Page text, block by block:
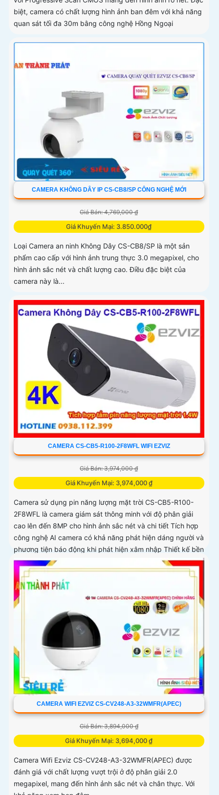
biệt, camera có chất lượng hình ảnh ban đêm với khả năng
quan sát tối đa 30m bằng công nghệ Hồng Ngoại
CAMERA KHÔNG DÂY IP CS-CB8/SP CÔNG NGHỆ MỚI
Giá Bán: 4,769,000 ₫
Giá Khuyến Mại: 3.850.000₫
Loại Camera an ninh Không Dây CS-CB8/SP là một sản
phẩm cao cấp với hình ảnh trung thực 3.0 megapixel, cho
hình ảnh sắc nét và chất lượng cao. Điều đặc biệt của
camera này là...
CAMERA CS-CB5-R100-2F8WFL WIFI EZVIZ
Giá Bán: 3,974,000 ₫
Giá Khuyến Mại: 3,974,000 ₫
Camera sử dụng pin năng lượng mặt trời CS-CB5-R100-
2F8WFL là camera giám sát thông minh với độ phân giải
cao lên đến 8MP cho hình ảnh sắc nét và chi tiết Tích hợp
công nghệ AI camera có khả năng phát hiện dáng người và
phương tiện báo động khi phát hiện xâm nhập Thiết kế bền
bỉ chống nước IP65 phù hợp lắp đặt trong mọi điều kiện
thời tiết. Camera An Ninh CS-CB5-R100-2F8WFL có khả
năng còi hú, đèn chớp báo động, Wifi Không Dây, chức
năng AI deep learning phân biệt người & phương tiện
CAMERA WIFI EZVIZ CS-CV248-A3-32WMFR(APEC)
Giá Bán: 3,894,000 ₫
Giá Khuyến Mại: 3,694,000 ₫
Camera Wifi Ezviz CS-CV248-A3-32WMFR(APEC) được
đánh giá với chất lượng vượt trội ở độ phân giải 2.0
megapixel, mang đến hình ảnh sắc nét và chân thực. Với